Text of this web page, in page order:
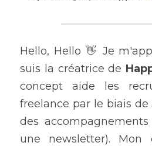
Hello, Hello 👋 Je
suis la créatrice de
concept aide les
freelance par le biais de
des
une newsletter). Mon